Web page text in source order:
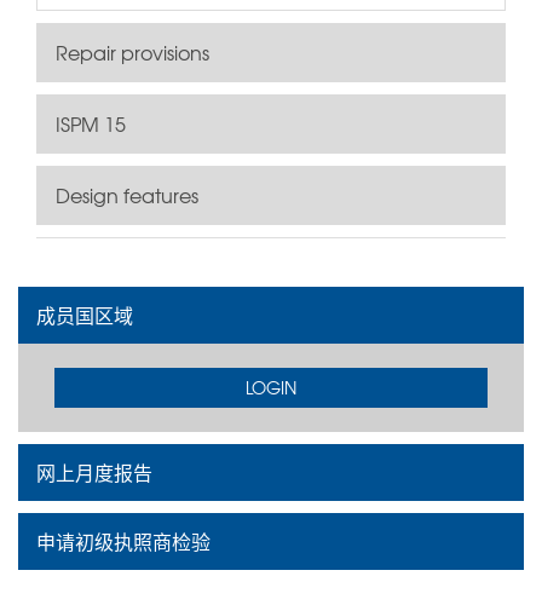
Repair provisions
ISPM 15
Design features
成员国区域
LOGIN
网上月度报告
申请初级执照商检验